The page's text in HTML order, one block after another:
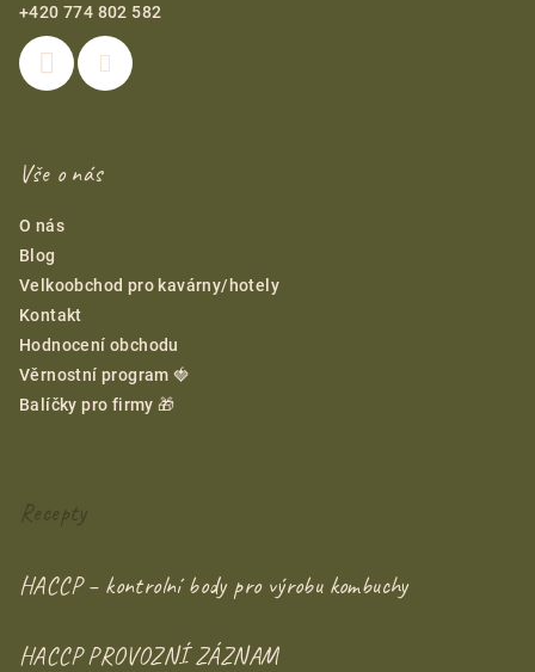
+420 774 802 582
Vše o nás
O nás
Blog
Velkoobchod pro kavárny/hotely
Kontakt
Hodnocení obchodu
Věrnostní program 🍓
Balíčky pro firmy 🎁
Recepty
HACCP – kontrolní body pro výrobu kombuchy
HACCP PROVOZNÍ ZÁZNAM